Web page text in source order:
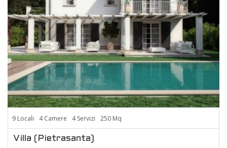
9 Locali 4 Camere 4 Servizi 250 Mq
Villa (Pietrasanta)